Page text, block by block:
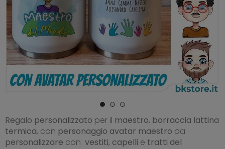
Regalo personalizzato per il maestro, borraccia lattina
termica, con personaggio avatar maestro da
personalizzare con vestiti, capelli e tratti del